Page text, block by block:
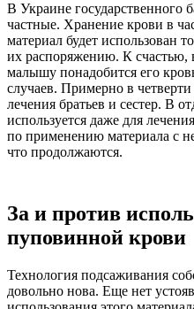
В Украине государственного
частные. Хранение крови в
материал будет использован
их распоряжению. К счастью,
малышу понадобится его
случаев. Примерно в
лечения братьев и сестер. В
используется даже для
по применению материала с
что продолжаются.
За и против
пуповинной крови
Технология подсаживания
довольно нова. Еще нет